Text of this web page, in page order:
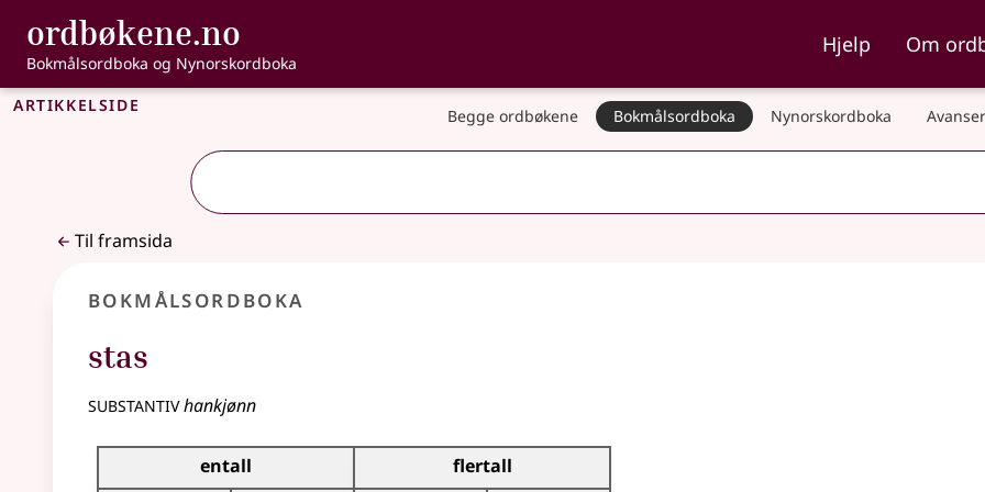
Gå til hovudinnhald
Tilgjenge
ordbøkene.no , Bokmålsordboka og Nynorskordboka
Bokmålsordboka og Nynorskordboka
Hjelp Om
Artikkelside Begge ordbøkene Bokmålsordboka Nynorskordboka
Til framsida
Bokmålsordboka
stas
substantivhankjønn
Bøyingstabell for dette substantivet
entall
flertall